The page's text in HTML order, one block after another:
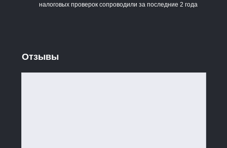
налоговых проверок сопроводили за последние 2 года
Отзывы